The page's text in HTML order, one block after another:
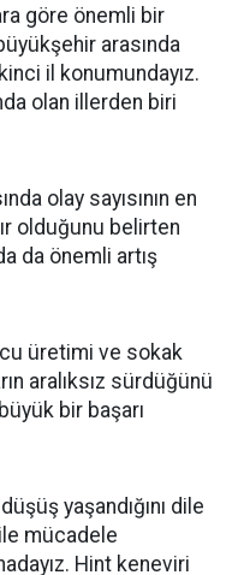
göre önemli bir
arasında
il konumundayız.
olan illerden biri
olay sayısının en
olduğunu belirten
da önemli artış
üretimi ve sokak
aralıksız sürdüğünü
bir başarı
yaşandığını dile
mücadele
Hint keneviri